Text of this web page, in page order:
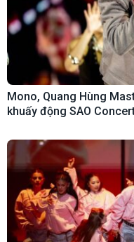
Mono, Quang Hùng
khuấy động SAO